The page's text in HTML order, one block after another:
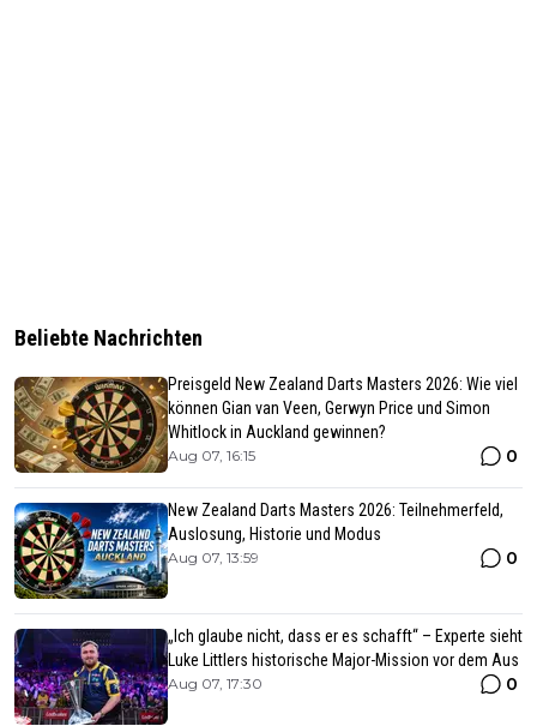
Beliebte Nachrichten
Preisgeld New Zealand Darts Masters 2026: Wie viel
können Gian van Veen, Gerwyn Price und Simon
Whitlock in Auckland gewinnen?
Aug 07, 16:15 0
New Zealand Darts Masters 2026: Teilnehmerfeld,
Auslosung, Historie und Modus
Aug 07, 13:59 0
„Ich glaube nicht, dass er es schafft“ – Experte sieht
Luke Littlers historische Major-Mission vor dem Aus
Aug 07, 17:30 0